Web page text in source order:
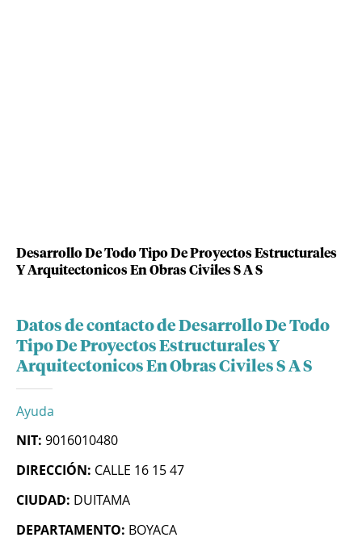
Desarrollo De Todo Tipo De Proyectos Estructurales
Y Arquitectonicos En Obras Civiles S A S
Datos de contacto de Desarrollo De Todo
Tipo De Proyectos Estructurales Y
Arquitectonicos En Obras Civiles S A S
Ayuda
NIT: 9016010480
DIRECCIÓN: CALLE 16 15 47
CIUDAD: DUITAMA
DEPARTAMENTO: BOYACA